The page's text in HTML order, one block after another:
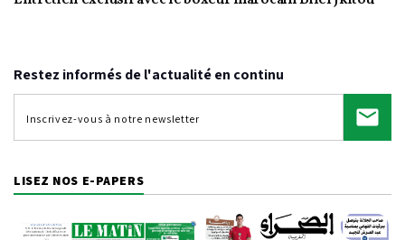
Video
Restez informés de l'actualité en continu
LISEZ NOS E-PAPERS